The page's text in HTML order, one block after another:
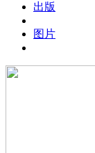
出版
图片